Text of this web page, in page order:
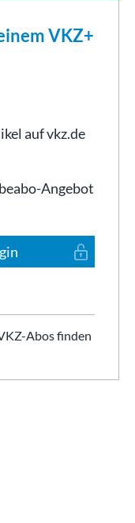
VKZ+
auf vkz.de
Angebot
Abos finden